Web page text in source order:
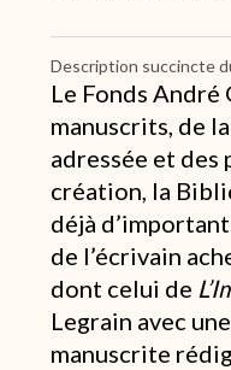
Description succincte
Le Fonds André
manuscrits, de
adressée et des
création, la
déjà
de l’écrivain
dont celui de
Legrain avec
manuscrite